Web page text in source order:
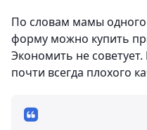
По словам мамы
форму можно купить
Экономить не
почти всегда плохого